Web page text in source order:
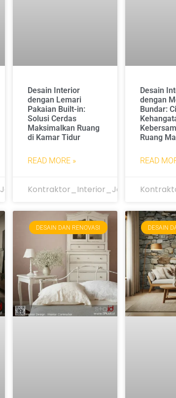
Desain Interior
dengan Lemari
Pakaian Built-in:
Solusi Cerdas
Maksimalkan Ruang
di Kamar Tidur
READ MORE »
Kontraktor_Interior_Jakarta
Desain
dengan
Bundar:
Ruang
READ
DESAIN DAN RENOVASI DESAIN